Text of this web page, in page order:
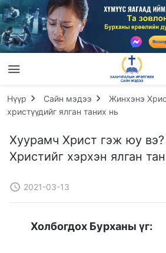
Нүүр Сайн мэдээ
Жинхэнэ
христүүдийг ялган таних нь
Хуурамч Христ гэж юу
Христийг хэрхэн ялган
2021-03-13
Холбогдох Бурханы үг: